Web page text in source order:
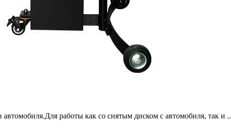
работы как со снятым диском с автомобиля, так и ..